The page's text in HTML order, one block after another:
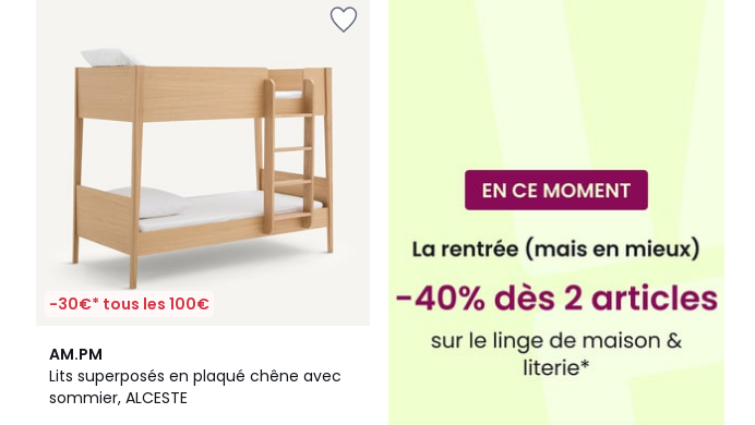
place
-30€* tous les 100€
AM.PM
Lits superposés en plaqué chêne avec
sommier, ALCESTE
4,6
/ 5